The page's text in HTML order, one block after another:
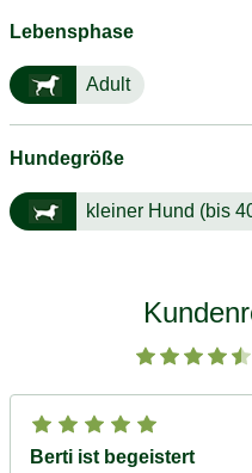
Lebensphase
Adult
Hundegröße
kleiner Hund (bis
Berti ist begeistert